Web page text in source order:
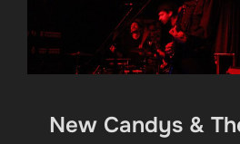
New Candys &